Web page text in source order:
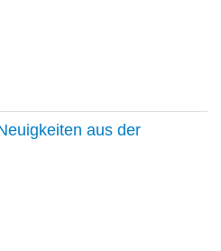
aus der